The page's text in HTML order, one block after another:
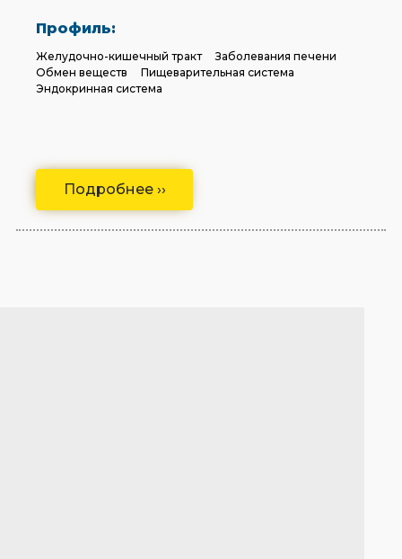
Подробнее ››
Профиль:
Желудочно-кишечный тракт
Заболевания печени
Обмен веществ
Пищеварительная система
Эндокринная система